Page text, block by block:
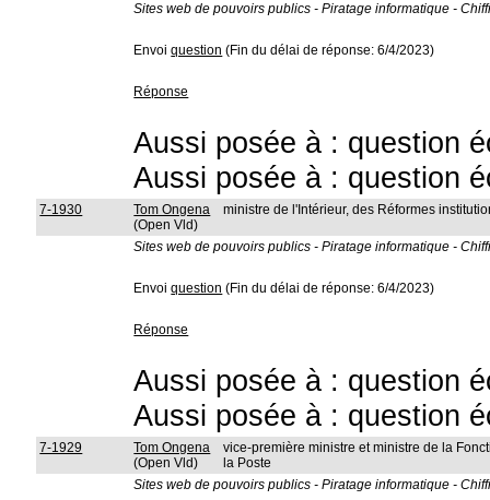
Sites web de pouvoirs publics - Piratage informatique -
Envoiquestion (Fin du délai de réponse: 6/4/2023)
Réponse
Aussi posée à : question
Aussi posée à : question
7-1930
Tom Ongena
(Open Vld)
ministre de l'Intérieur, des Réformes
Sites web de pouvoirs publics - Piratage informatique -
Envoiquestion (Fin du délai de réponse: 6/4/2023)
Réponse
Aussi posée à : question
Aussi posée à : question
7-1929
Tom Ongena
(Open Vld)
vice-première ministre et ministre de la
la Poste
Sites web de pouvoirs publics - Piratage informatique -